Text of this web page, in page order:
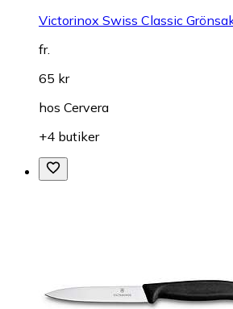
Victorinox Swiss Classic
fr.
65 kr
hos Cervera
+4 butiker